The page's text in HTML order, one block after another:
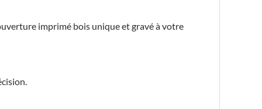
imprimé bois unique et gravé à votre